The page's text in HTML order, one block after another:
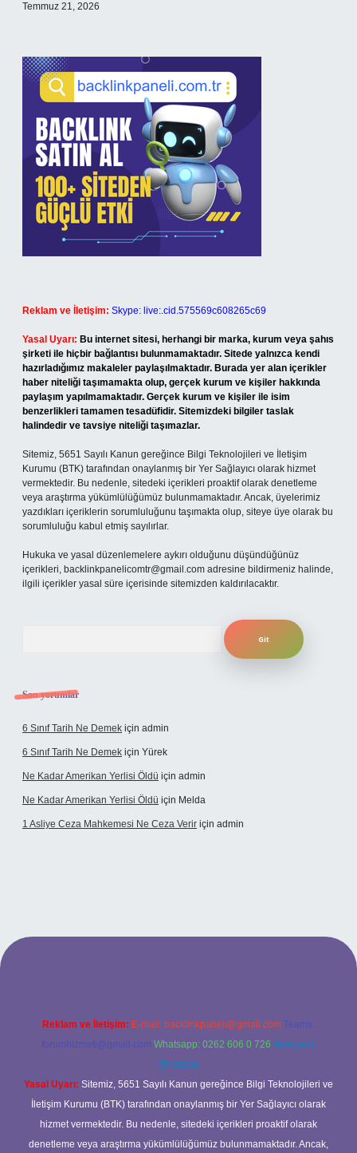
Temmuz 21, 2026
Reklam ve İletişim: Skype: live:.cid.575569c608265c69
Yasal Uyarı: Bu internet sitesi, herhangi bir marka, kurum veya şahıs
şirketi ile hiçbir bağlantısı bulunmamaktadır. Sitede yalnızca kendi
hazırladığımız makaleler paylaşılmaktadır. Burada yer alan içerikler
haber niteliği taşımamakta olup, gerçek kurum ve kişiler hakkında
paylaşım yapılmamaktadır. Gerçek kurum ve kişiler ile isim
benzerlikleri tamamen tesadüfidir. Sitemizdeki bilgiler taslak
halindedir ve tavsiye niteliği taşımazlar.
Sitemiz, 5651 Sayılı Kanun gereğince Bilgi Teknolojileri ve İletişim
Kurumu (BTK) tarafından onaylanmış bir Yer Sağlayıcı olarak hizmet
vermektedir. Bu nedenle, sitedeki içerikleri proaktif olarak denetleme
veya araştırma yükümlülüğümüz bulunmamaktadır. Ancak, üyelerimiz
yazdıkları içeriklerin sorumluluğunu taşımakta olup, siteye üye olarak bu
sorumluluğu kabul etmiş sayılırlar.
Hukuka ve yasal düzenlemelere aykırı olduğunu düşündüğünüz
içerikleri, backlinkpanelicomtr@gmail.com adresine bildirmeniz halinde,
ilgili içerikler yasal süre içerisinde sitemizden kaldırılacaktır.
Son yorumlar
6 Sınıf Tarih Ne Demek için admin
6 Sınıf Tarih Ne Demek için Yürek
Ne Kadar Amerikan Yerlisi Öldü için admin
Ne Kadar Amerikan Yerlisi Öldü için Melda
1 Asliye Ceza Mahkemesi Ne Ceza Verir için admin
Reklam ve İletişim: E-mail: backlinkpaneli@gmail.com Teams:
forumhizmeti@gmail.com Whatsapp: 0262 606 0 726 Telegram:
@karabul
Yasal Uyarı: Sitemiz, 5651 Sayılı Kanun gereğince Bilgi Teknolojileri ve
İletişim Kurumu (BTK) tarafından onaylanmış bir Yer Sağlayıcı olarak
hizmet vermektedir. Bu nedenle, sitedeki içerikleri proaktif olarak
denetleme veya araştırma yükümlülüğümüz bulunmamaktadır. Ancak,